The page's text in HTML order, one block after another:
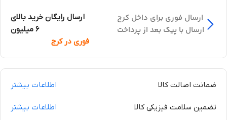
ارسال فوری برای داخل کرج
ارسال با پیک بعد از پرداخت
ارسال رایگان خرید بالای
6 میلیون
فوری در کرج
ضمانت اصالت کالا اطلاعات بیشتر
تضمین سلامت فیزیکی کالا اطلاعات بیشتر